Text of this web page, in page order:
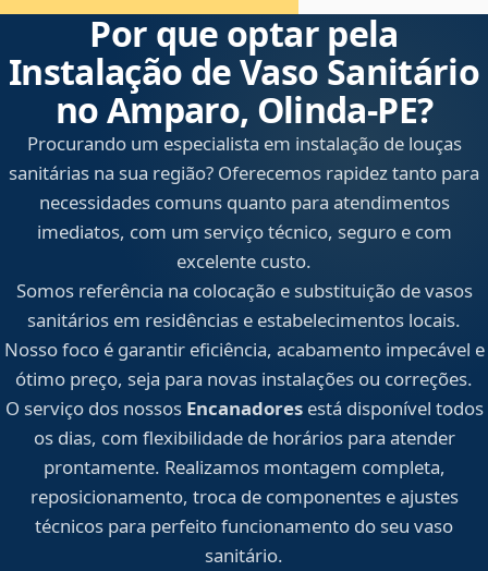
Por que optar pela
Instalação de Vaso Sanitário
no Amparo, Olinda‑PE?
Procurando um especialista em instalação de louças
sanitárias na sua região? Oferecemos rapidez tanto para
necessidades comuns quanto para atendimentos
imediatos, com um serviço técnico, seguro e com
excelente custo.
Somos referência na colocação e substituição de vasos
sanitários em residências e estabelecimentos locais.
Nosso foco é garantir eficiência, acabamento impecável e
ótimo preço, seja para novas instalações ou correções.
O serviço dos nossos Encanadoresestá disponível todos
os dias, com flexibilidade de horários para atender
prontamente. Realizamos montagem completa,
reposicionamento, troca de componentes e ajustes
técnicos para perfeito funcionamento do seu vaso
sanitário.